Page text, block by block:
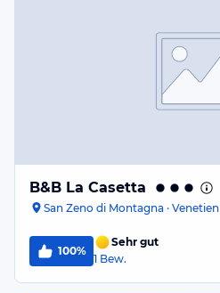
B&B La Casetta
San Zeno di Montagna · Venetien
100%
Sehr gut
1 Bew.